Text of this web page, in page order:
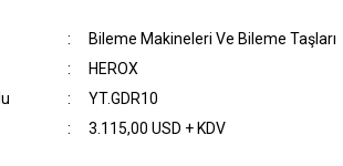
Bileme Makineleri Ve Bileme Taşları
HEROX
YT.GDR10
3.115,00 USD + KDV